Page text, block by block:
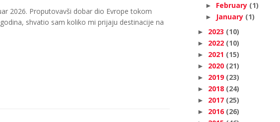
2026. Proputovavši dobar dio Evrope tokom
shvatio sam koliko mi prijaju destinacije na
► February (1)
► January (1)
► 2023 (10)
► 2022 (10)
► 2021 (15)
► 2020 (21)
► 2019 (23)
► 2018 (24)
► 2017 (25)
► 2016 (26)